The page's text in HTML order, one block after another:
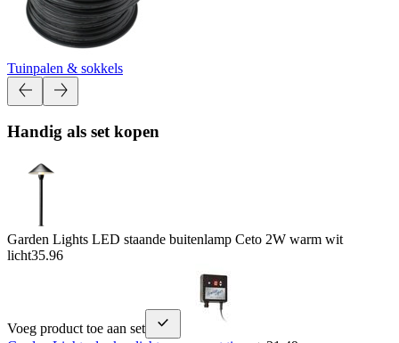
Tuinpalen & sokkels
Handig als set kopen
Garden Lights LED staande buitenlamp Ceto 2W warm wit
licht35.96
Voeg product toe aan set